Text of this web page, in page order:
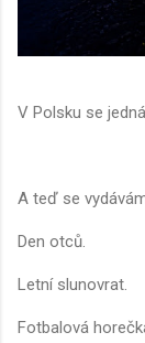
V Polsku se
A teď se
Den otců.
Letní slunovrat.
Fotbalová